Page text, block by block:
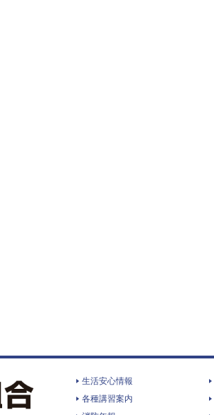
生活安心情報
各種講習案内